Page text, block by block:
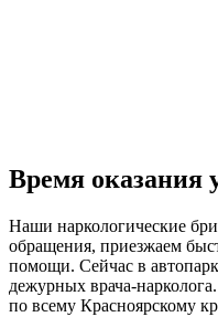
Время оказания
Наши наркологические
обращения, приезжаем
помощи. Сейчас в
дежурных врача-
по всему Красноярскому